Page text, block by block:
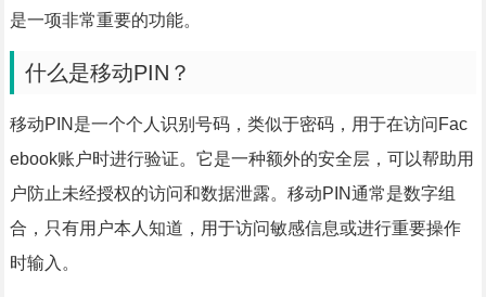
是一项非常重要的功能。
什么是移动PIN？
移动PIN是一个个人识别号码，类似于密码，用于在访问Fac
ebook账户时进行验证。它是一种额外的安全层，可以帮助用
户防止未经授权的访问和数据泄露。移动PIN通常是数字组
合，只有用户本人知道，用于访问敏感信息或进行重要操作
时输入。